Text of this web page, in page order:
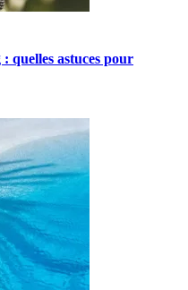
quelles astuces pour